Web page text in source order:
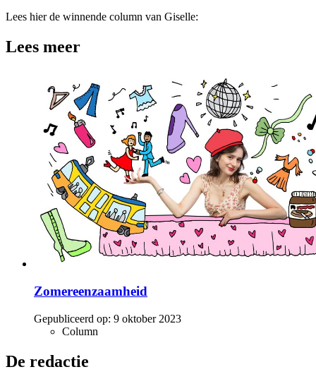
Lees hier de winnende column van Giselle:
Lees meer
Zomereenzaamheid
Gepubliceerd op: 9 oktober 2023
Column
De redactie